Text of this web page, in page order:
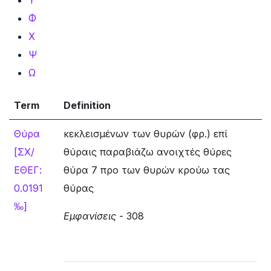
Φ
Χ
Ψ
Ω
Term Definition
Θύρα
[ΣΧ/
ΕΘΕΓ:
0.0191
‰]
κεκλεισμένων των θυρών (φρ.) επί
θύραις παραβιάζω ανοιχτές θύρες
θύρα 7 προ των θυρών κρούω τας
θύρας
Εμφανίσεις - 308